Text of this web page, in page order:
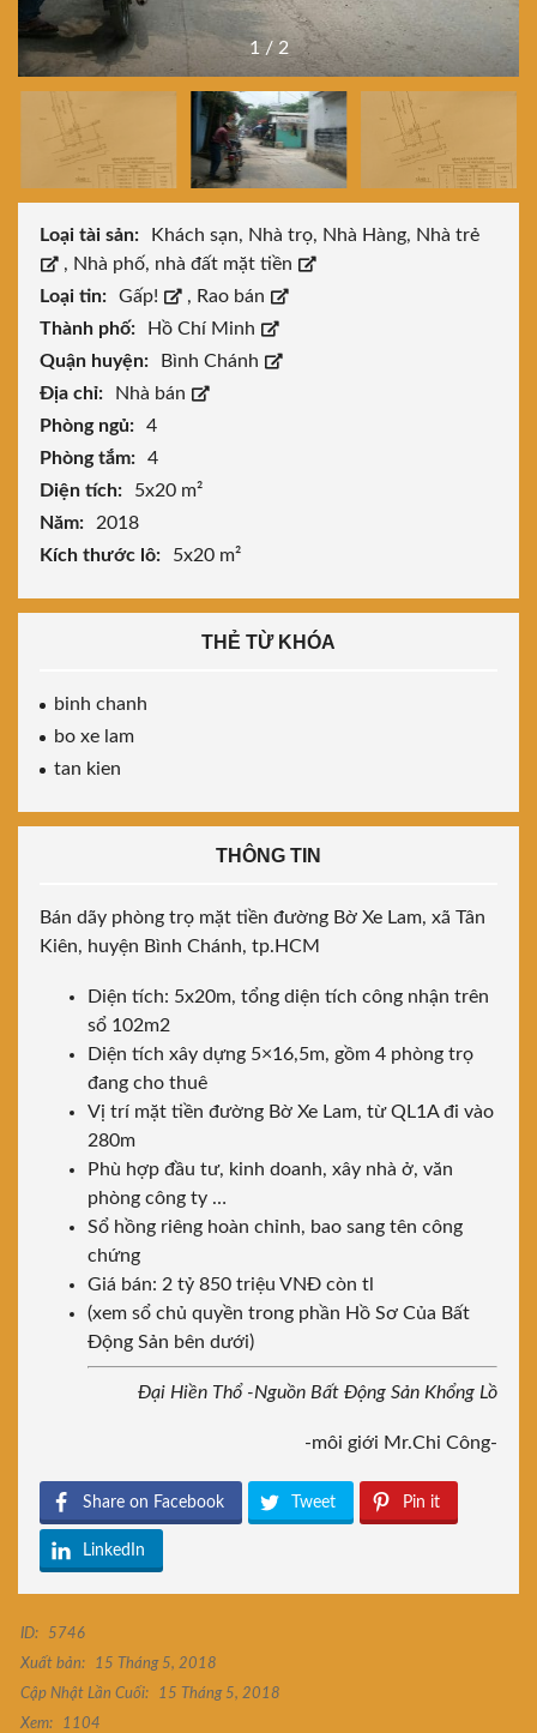
1 / 2
Loại tài sản:
Khách sạn, Nhà trọ, Nhà Hàng, Nhà trẻ
, Nhà phố, nhà đất mặt tiền
Loại tin:
Gấp! , Rao bán
Thành phố:
Hồ Chí Minh
Quận huyện:
Bình Chánh
Địa chỉ:
Nhà bán
Phòng ngủ:
4
Phòng tắm:
4
Diện tích:
5x20 m²
Năm:
2018
Kích thước lô:
5x20 m²
THẺ TỪ KHÓA
binh chanh
bo xe lam
tan kien
THÔNG TIN
Bán dãy phòng trọ mặt tiền đường Bờ Xe Lam, xã Tân
Kiên, huyện Bình Chánh, tp.HCM
Diện tích: 5x20m, tổng diện tích công nhận trên
sổ 102m2
Diện tích xây dựng 5×16,5m, gồm 4 phòng trọ
đang cho thuê
Vị trí mặt tiền đường Bờ Xe Lam, từ QL1A đi vào
280m
Phù hợp đầu tư, kinh doanh, xây nhà ở, văn
phòng công ty …
Sổ hồng riêng hoàn chỉnh, bao sang tên công
chứng
Giá bán: 2 tỷ 850 triệu VNĐ còn tl
(xem sổ chủ quyền trong phần Hồ Sơ Của Bất
Động Sản bên dưới)
Đại Hiền Thổ -Nguồn Bất Động Sản Khổng Lồ
-môi giới Mr.Chi Công-
Share on Facebook Tweet Pin it
LinkedIn
ID:
5746
Xuất bản:
15 Tháng 5, 2018
Cập Nhật Lần Cuối:
15 Tháng 5, 2018
Xem:
1104